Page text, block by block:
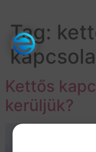
Tag:
Kettős
kerüljük?